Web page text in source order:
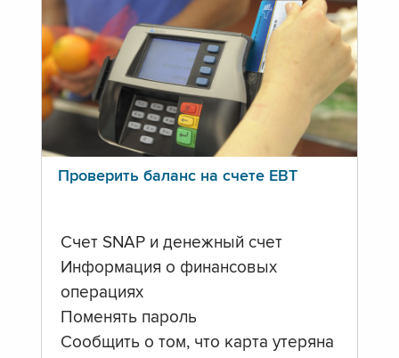
Проверить баланс на счете ЕВТ
Счет SNAP и денежный счет
Информация о финансовых
операциях
Поменять пароль
Сообщить о том, что карта утеряна